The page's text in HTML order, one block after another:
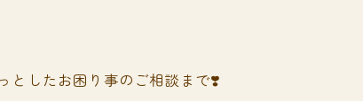
としたお困り事のご相談まで❣️